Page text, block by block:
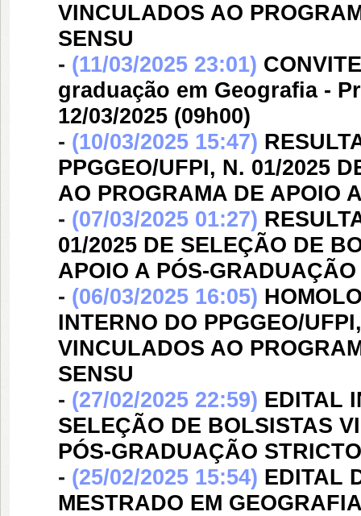
VINCULADOS AO
SENSU
- (11/03/2025 23:01)
graduação em Geografia -
12/03/2025 (09h00)
- (10/03/2025 15:47)
PPGGEO/UFPI, N. 01/2025
AO PROGRAMA DE APOIO
- (07/03/2025 01:27)
01/2025 DE SELEÇÃO DE
APOIO A PÓS-
- (06/03/2025 16:05)
INTERNO DO PPGGEO/
VINCULADOS AO
SENSU
- (27/02/2025 22:59) EDITAL
SELEÇÃO DE BOLSISTAS
PÓS-GRADUAÇÃO
- (25/02/2025 15:54) EDITAL
MESTRADO EM